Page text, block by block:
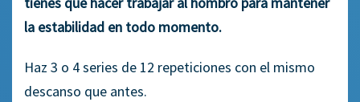
la estabilidad en todo momento.
Haz 3 o 4 series de 12 repeticiones con el mismo
descanso que antes.